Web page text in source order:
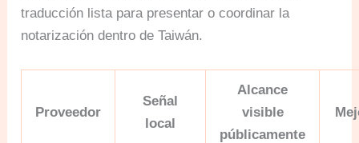
traducción lista para presentar o coordinar la
notarización dentro de Taiwán.
Proveedor
Señal
local
Alcance
visible
públicamente